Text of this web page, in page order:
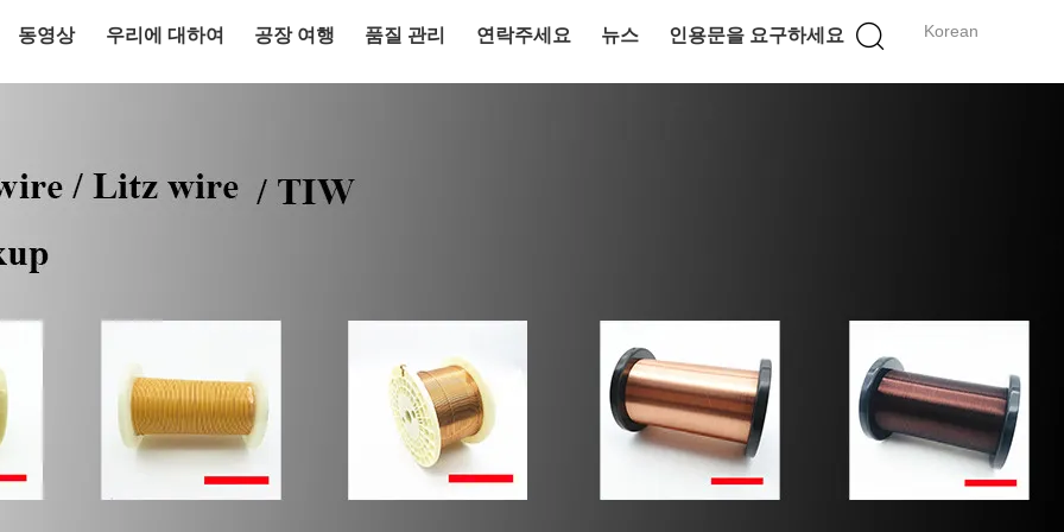
Korean
동영상 우리에 대하여 공장 여행 품질 관리 연락주세요 뉴스 인용문을 요구하세요